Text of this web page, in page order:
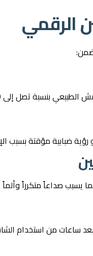
الرقمي
مما يؤدي إلى جفاف العين وتهيّجها.
ضبابية مؤقتة بسبب
يسبب صداعاً متكرراً
ساعات من استخدام